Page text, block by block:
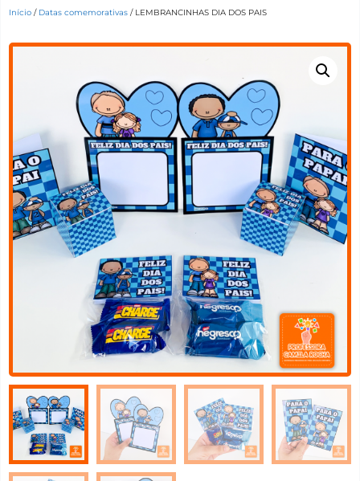
Início / Datas comemorativas / LEMBRANCINHAS DIA DOS PAIS